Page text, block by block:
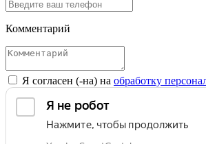
Комментарий
Я согласен (-на) на обработку